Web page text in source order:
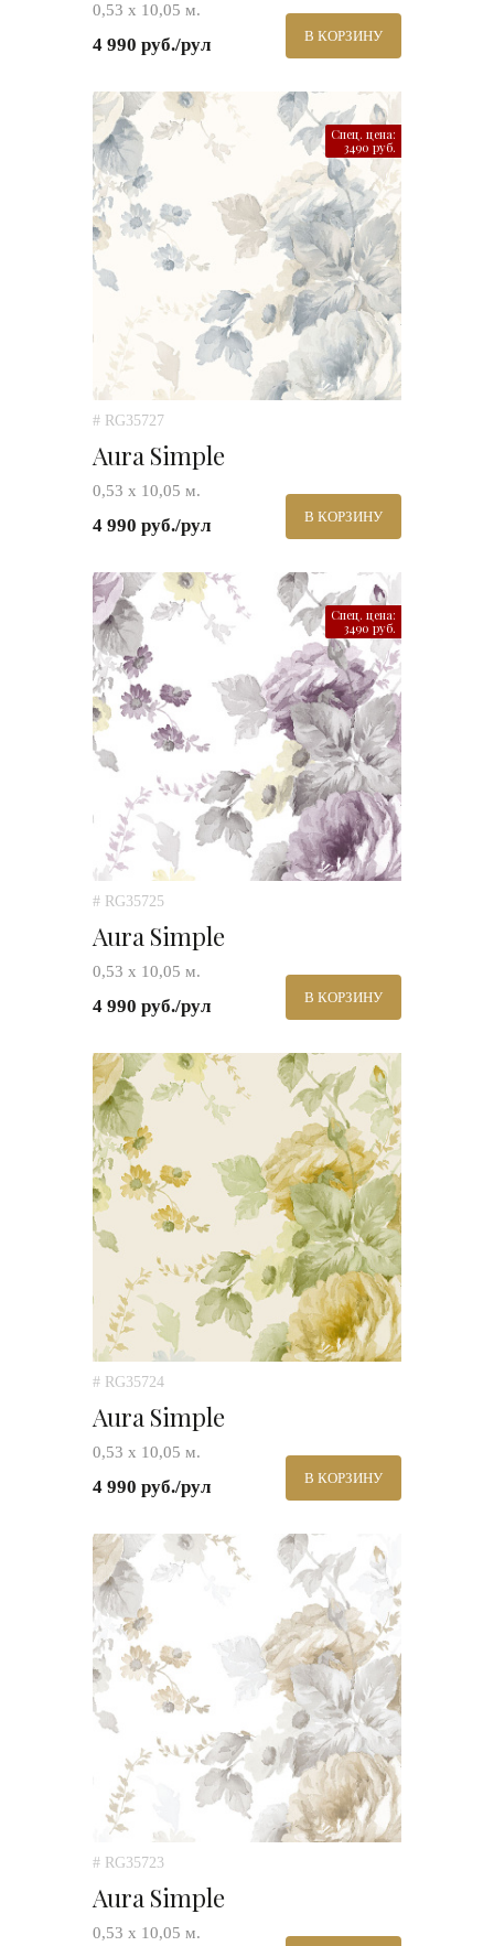
0,53 х 10,05 м.
4 990 руб./рул В КОРЗИНУ
Спец. цена:
3490 руб.
# RG35727
Aura Simple
0,53 х 10,05 м.
4 990 руб./рул В КОРЗИНУ
Спец. цена:
3490 руб.
# RG35725
Aura Simple
0,53 х 10,05 м.
4 990 руб./рул В КОРЗИНУ
# RG35724
Aura Simple
0,53 х 10,05 м.
4 990 руб./рул В КОРЗИНУ
# RG35723
Aura Simple
0,53 х 10,05 м.